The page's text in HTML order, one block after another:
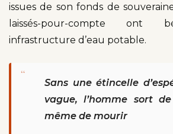
issues de son fonds de
laissés-pour-compte ont
infrastructure d’eau potable.
“
Sans une étincelle
vague, l’homme sort
même de mourir